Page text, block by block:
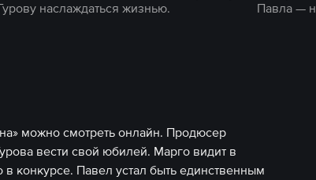
наслаждаться жизнью.
Павла —
можно смотреть онлайн. Продюсер
вести свой юбилей. Марго видит в
конкурсе. Павел устал быть единственным